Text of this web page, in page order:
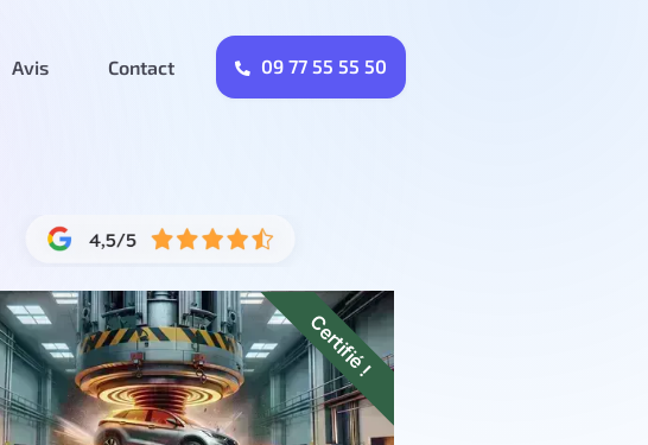
Avis Contact 09 77 55 55 50
Certifié !